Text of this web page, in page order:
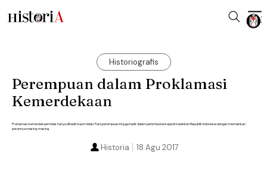
Historiografis
Perempuan dalam Proklamasi
Kemerdekaan
Proklamasi kemerdekaan tidak hanya dihadiri kaum lelaki. Para perempuan ini juga hadir dalam peristiwa bersejarah kelahiran Republik Indonesia dengan memainkan
perannya masing-masing.
18 Agu 2017
Historia